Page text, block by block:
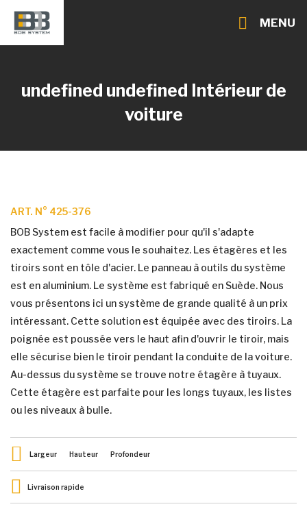
MENU
undefined undefined Intérieur de
voiture
ART. N° 425-376
BOB System est facile à modifier pour qu'il s'adapte
exactement comme vous le souhaitez. Les étagères et les
tiroirs sont en tôle d'acier. Le panneau à outils du système
est en aluminium. Le système est fabriqué en Suède. Nous
vous présentons ici un système de grande qualité à un prix
intéressant. Cette solution est équipée avec des tiroirs. La
poignée est poussée vers le haut afin d'ouvrir le tiroir, mais
elle sécurise bien le tiroir pendant la conduite de la voiture.
Au-dessus du système se trouve notre étagère à tuyaux.
Cette étagère est parfaite pour les longs tuyaux, les listes
ou les niveaux à bulle.
Largeur Hauteur Profondeur
Livraison rapide